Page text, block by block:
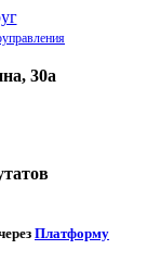
30а
Платформу